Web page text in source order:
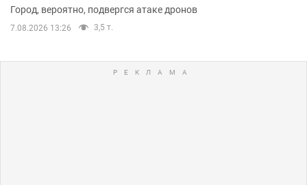
Город, вероятно, подвергся атаке дронов
7.08.2026 13:26 3,5 т.